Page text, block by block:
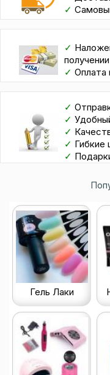
✓
✓
✓ Оплата
✓
✓
✓
✓ Гибкие
✓
Гель Лаки